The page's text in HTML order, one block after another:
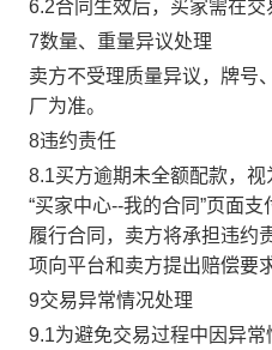
6.2合同生效后，买家需在
7数量、重量异议处理
卖方不受理质量异议，牌号
厂为准。
8违约责任
8.1买方逾期未全额配款，
“买家中心--我的合同”页面
履行合同，卖方将承担违约
项向平台和卖方提出赔偿要求
9交易异常情况处理
9.1为避免交易过程中因异